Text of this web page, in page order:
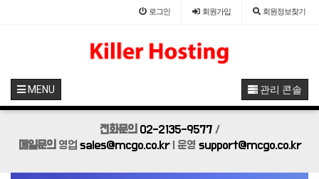
로그인 회원가입 회원정보찾기
MENU 관리 콘솔
전화문의 02-2135-9577 /
메일문의 영업 sales@mcgo.co.kr| 운영 support@mcgo.co.kr